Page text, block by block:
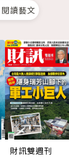
閱讀藝文
財訊雙週刊